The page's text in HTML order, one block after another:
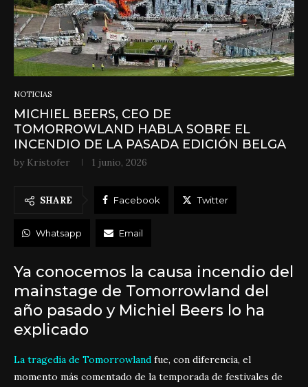
NOTICIAS
MICHIEL BEERS, CEO DE
TOMORROWLAND HABLA SOBRE EL
INCENDIO DE LA PASADA EDICIÓN BELGA
by Kristofer 1 junio, 2026
SHARE Facebook Twitter
Whatsapp Email
Ya conocemos la causa incendio del
mainstage de Tomorrowland del
año pasado y Michiel Beers lo ha
explicado
La tragedia de Tomorrowland fue, con diferencia, el
momento más comentado de la temporada de festivales de